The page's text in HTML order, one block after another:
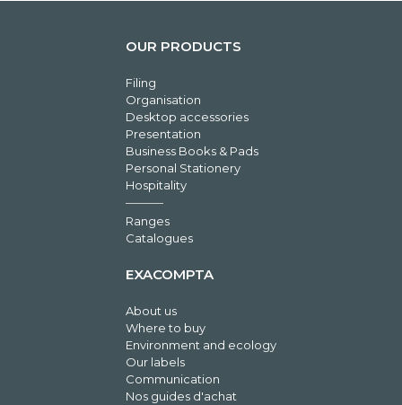
OUR PRODUCTS
Filing
Organisation
Desktop accessories
Presentation
Business Books & Pads
Personal Stationery
Hospitality
Ranges
Catalogues
EXACOMPTA
About us
Where to buy
Environment and ecology
Our labels
Communication
Nos guides d'achat